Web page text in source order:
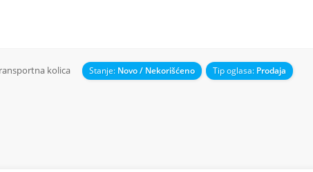
kolica Stanje: Novo / Nekorišćeno Tip oglasa: Prodaja